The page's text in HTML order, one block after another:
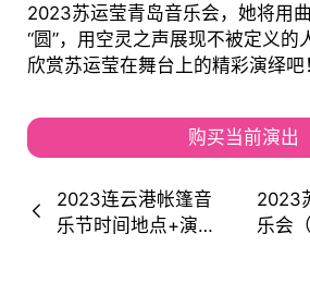
2023苏运莹青岛音乐会，她将用
“圆”，用空灵之声展现不被定义的
欣赏苏运莹在舞台上的精彩演绎吧
购买当前演出
2023连云港帐篷音
乐节时间地点+演出
2023
乐会